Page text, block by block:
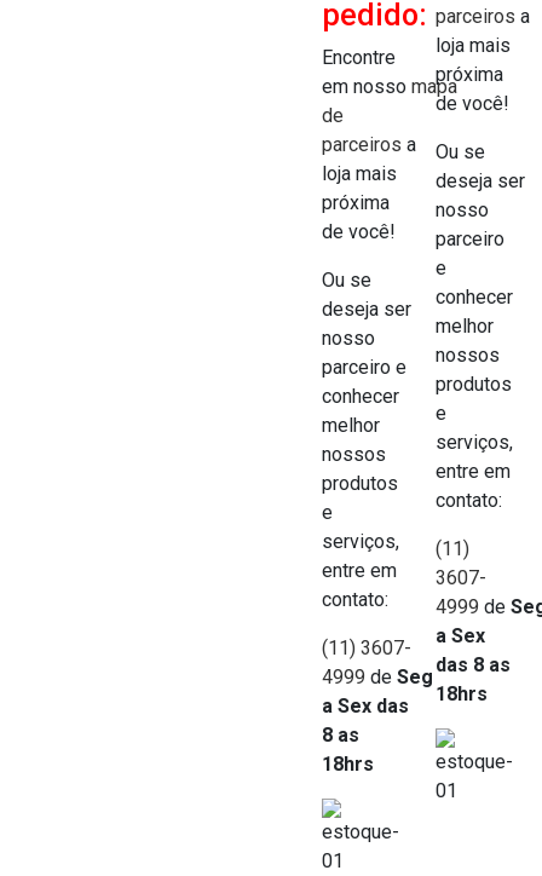
pedido:
Encontre
em nossomapa
de
parceiros a
loja mais
próxima
de você!
Ou se
deseja ser
nosso
parceiro e
conhecer
melhor
nossos
produtos
e
serviços,
entre em
contato:
(11) 3607-
4999 deSeg
a Sex das
8 as
18hrs
parceiros a
loja mais
próxima
de você!
Ou se
deseja ser
nosso
parceiro
e
conhecer
melhor
nossos
produtos
e
serviços,
entre em
contato:
(11)
3607-
4999 de
a Sex
das 8 as
18hrs